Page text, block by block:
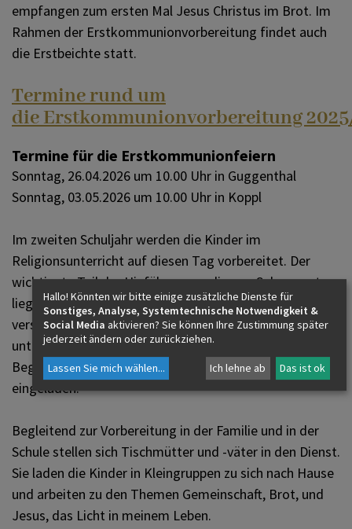
empfangen zum ersten Mal Jesus Christus im Brot. Im
Rahmen der Erstkommunionvorbereitung findet auch
die Erstbeichte statt.
Termine rund um
die Erstkommunionvorbereitung
Termine für die Erstkommunionfeiern
Sonntag, 26.04.2026 um 10.00 Uhr in Guggenthal
Sonntag, 03.05.2026 um 10.00 Uhr in Koppl
Im zweiten Schuljahr werden die Kinder im
Religionsunterricht auf diesen Tag vorbereitet. Der
wichtigste Teil der Hinführung zu diesem Sakrament
liegt aber bei den Eltern. Bereits bei der Taufe haben sie
versprochen, ihr Kind im Glauben zu erziehen, zu
unterstützen und zu begleiten. Die Eltern werden am
Beginn der Vorbereitung zu einem Informationsabend
eingeladen.
Begleitend zur Vorbereitung in der Familie und in der
Schule stellen sich Tischmütter und -väter in den Dienst.
Sie laden die Kinder in Kleingruppen zu sich nach Hause
und arbeiten zu den Themen Gemeinschaft, Brot, und
Jesus, das Licht in meinem Leben.
Hallo! Könnten wir bitte einige zusätzliche Dienste für
Sonstiges, Analyse, Systemtechnische Notwendigkeit &
Social Media aktivieren? Sie können Ihre Zustimmung später
jederzeit ändern oder zurückziehen.
Lassen Sie mich wählen... Ich lehne ab Das ist ok